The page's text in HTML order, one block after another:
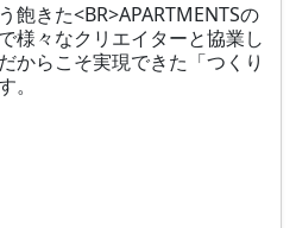
飽きた<BR>APARTMENTSの
様々なクリエイターと協業し
らこそ実現できた「つくり
。